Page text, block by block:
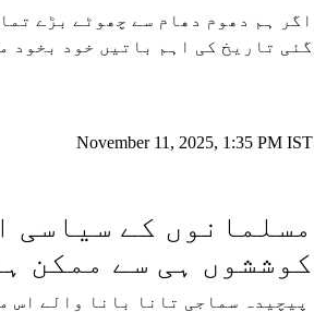
اگر ہم دھوم دھام سے چھوٹے بڑے
گئی تاریخ کی اہم باتیں خود بخود
November 11, 2025, 1:35 PM IST
مسلمانوں کے سیاسی
کوششوں ہی سے ممکن
پیچیدہ سماجی تانا بانا والے اس